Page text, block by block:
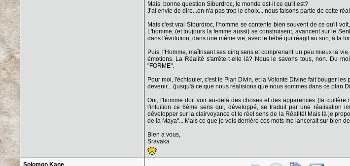
Mais, bonne question Siburdroc, le monde est-il ce qu'il est?
J'ai envie de dire...on n'a pas trop le choix... nous faisons partie de cette
Mais c'est vrai Siburdroc, l'homme se contente bien souvent de ce qu'il
L'homme, (et toujours la femme aussi) se construisent, avancent sur le
dans l'évolution, dans une même vie, avec le bébé qui réagit au son, à la
Puis, l'Homme, maîtrisant ses cinq sens et comprenant un peu mieux la
émotions. La Réalité s'arrête-t-elle là? Nous le savons tous, non. Du
"FORME".
Pour moi, l'échiquier, c'est le Plan Divin, et la Volonté Divine fait bouger
devenir... (jusqu'à ce que nous réalisions que nous sommes dans ce plan
Oui, l'homme doit voir au-delà des choses et des apparences (la
l'intuition ce 6ème sens qui, développé, se traduit par une réalisation
développer sur la clairvoyance et le réel sens de la Réalité! Mais là je
de la Maya"... Mais ce que je vois derrière ces mots me lancerait sur bien
Bien a vous,
Sravaka
Solomon Kane